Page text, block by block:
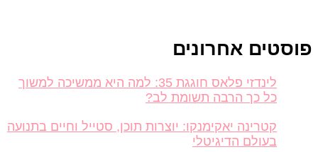
אחרונים
לינדזי פלאס חוגגת 35: למה היא ממשיכה למשוך
כל כך הרבה תשומת לב?
קטרינה יאקימנקו: יוצרות תוכן, סטייל וחיים בתנועה
בעולם הדיגיטלי